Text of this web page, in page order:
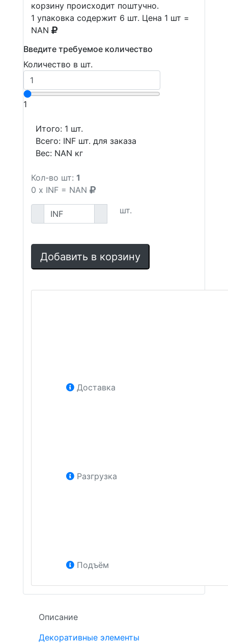
корзину происходит поштучно.
1 упаковка содержит 6 шт. Цена 1 шт =
NAN
Введите требуемое количество
Количество в шт.
1
Итого: 1 шт.
Всего: INF шт. для заказа
Вес: NAN кг
Кол-во шт: 1
0 x INF = NAN
шт.
Добавить в корзину
Доставка
Разгрузка
Подъём
Описание
Декоративные элементы